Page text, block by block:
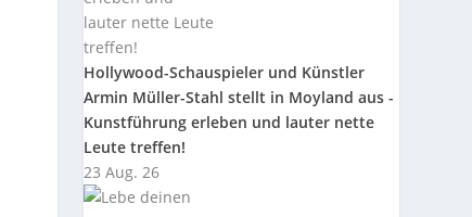
Hollywood-Schauspieler und Künstler
Armin Müller-Stahl stellt in Moyland aus -
Kunstführung erleben und lauter nette
Leute treffen!
23 Aug. 26